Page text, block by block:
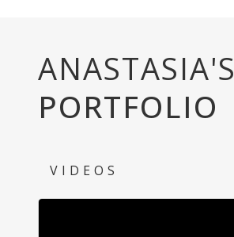
ANASTASIA'S
PORTFOLIO
VIDEOS